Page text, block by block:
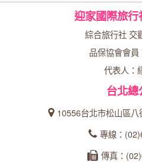
迎家國際旅
綜合旅行社 交
品保協會會
代表人：
台北總
10556台北市松山區
專線：
傳真：